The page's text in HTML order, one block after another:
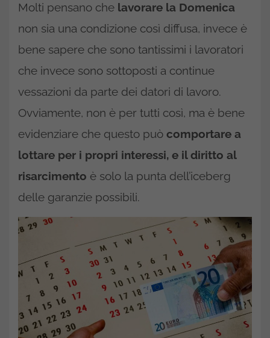
Molti pensano che lavorare la Domenica
non sia una condizione così diffusa, invece è
bene sapere che sono tantissimi i lavoratori
che invece sono sottoposti a continue
vessazioni da parte dei datori di lavoro.
Ovviamente, non è per tutti così, ma è bene
evidenziare che questo può comportare a
lottare per i propri interessi, e il diritto al
risarcimento è solo la punta dell’iceberg
delle garanzie possibili.